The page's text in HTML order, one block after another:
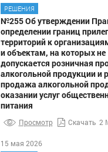
РЕШЕНИЯ
№255 Об утверждении
определении границ
территорий к
и объектам, на которых не
допускается розничная
алкогольной продукции и
продажа алкогольной
оказании услуг
питания
Просмотр Скачать 2
15 мая 2026